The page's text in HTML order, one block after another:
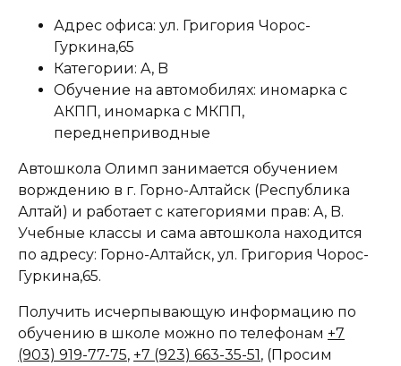
Адрес офиса: ул. Григория Чорос-
Гуркина,65
Категории: A, B
Обучение на автомобилях: иномарка с
АКПП, иномарка с МКПП,
переднеприводные
Автошкола Олимп занимается обучением
ворждению в г. Горно-Алтайск (Республика
Алтай) и работает с категориями прав: A, B.
Учебные классы и сама автошкола находится
по адресу: Горно-Алтайск, ул. Григория Чорос-
Гуркина,65.
Получить исчерпывающую информацию по
обучению в школе можно по телефонам +7
(903) 919-77-75, +7 (923) 663-35-51 , (Просим